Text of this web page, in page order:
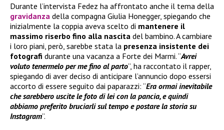
Durante l’intervista Fedez ha affrontato anche il tema della
gravidanza della compagna Giulia Honegger, spiegando che
inizialmente la coppia aveva scelto di mantenere il
massimo riserbo fino alla nascita del bambino. A cambiare
i loro piani, però, sarebbe stata la presenza insistente dei
fotografi durante una vacanza a Forte dei Marmi. “Avrei
voluto tenermelo per me fino al parto”, ha raccontato il rapper,
spiegando di aver deciso di anticipare l’annuncio dopo essersi
accorto di essere seguito dai paparazzi: “Era ormai inevitabile
che sarebbero uscite le foto di lei con la pancia, e quindi
abbiamo preferito bruciarli sul tempo e postare la storia su
Instagram”.